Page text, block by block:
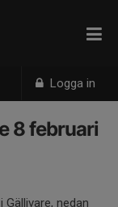
Logga in
8 februari
nedan